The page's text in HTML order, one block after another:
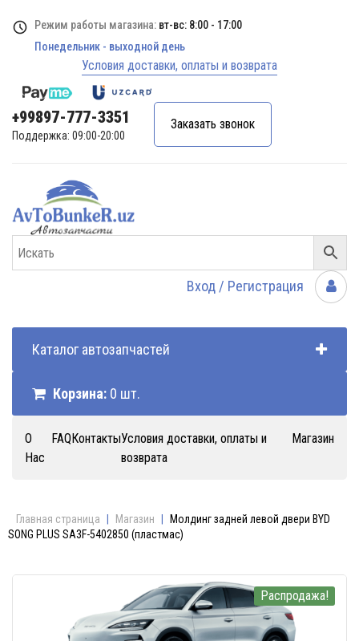
Режим работы магазина: вт-вс: 8:00 - 17:00
Понедельник - выходной день
Условия доставки, оплаты и возврата
+99897-777-3351
Поддержка: 09:00-20:00
Заказать звонок
Вход / Регистрация
Каталог автозапчастей
Корзина: 0 шт.
О
Нас
FAQКонтактыУсловия доставки, оплаты и
возврата
Магазин
Главная страница Магазин
Молдинг задней левой двери BYD
SONG PLUS SA3F-5402850 (пластмас)
Распродажа!